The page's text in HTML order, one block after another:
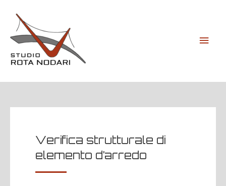
Verifica strutturale di
elemento d’arredo